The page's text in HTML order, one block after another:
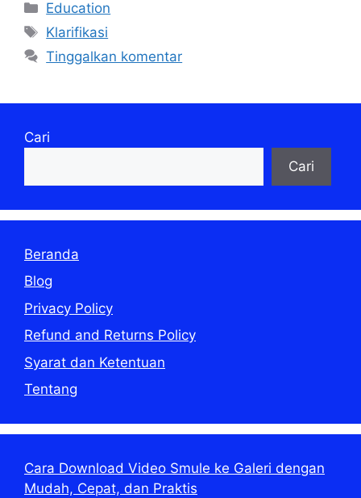
Kategori
Education
Tag
Klarifikasi
Tinggalkan komentar
Cari
Cari
Beranda
Blog
Privacy Policy
Refund and Returns Policy
Syarat dan Ketentuan
Tentang
Cara Download Video Smule ke Galeri dengan
Mudah, Cepat, dan Praktis